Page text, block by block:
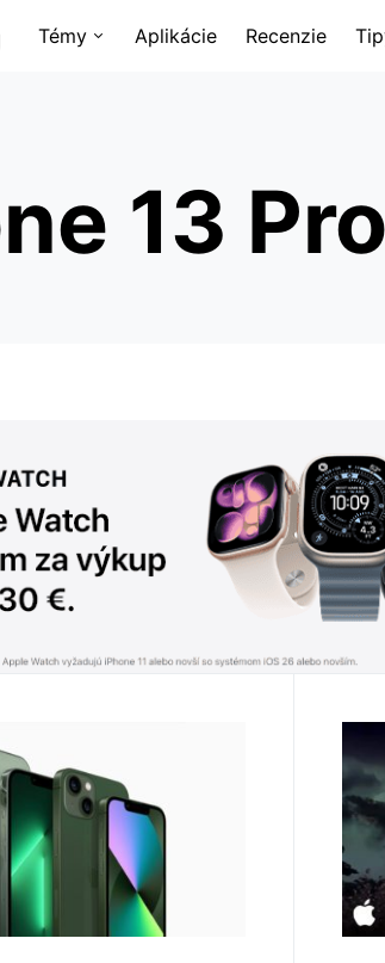
Témy Aplikácie Recenzie
13 Pro